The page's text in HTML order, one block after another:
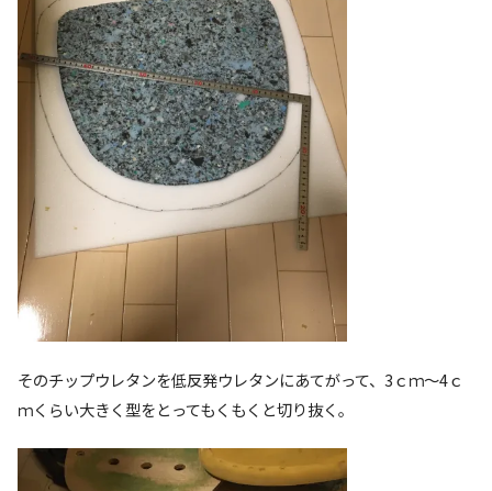
そのチップウレタンを低反発ウレタンにあてがって、3ｃｍ～4ｃ
ｍくらい大きく型をとってもくもくと切り抜く。